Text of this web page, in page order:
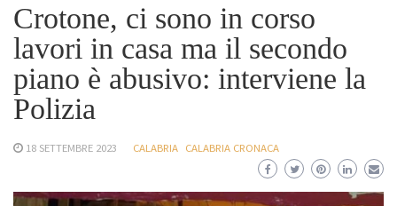
Crotone, ci sono in corso
lavori in casa ma il secondo
piano è abusivo: interviene la
Polizia
18 SETTEMBRE 2023 CALABRIA CALABRIA CRONACA